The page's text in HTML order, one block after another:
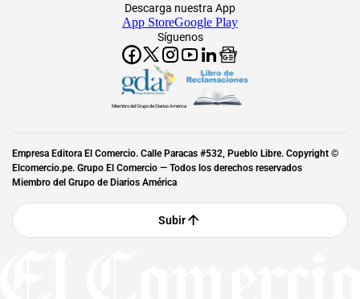
Síguenos
Descarga nuestra App
App StoreGoogle Play
Miembro del Grupo de Diarios América
Empresa Editora El Comercio. Calle Paracas #532, Pueblo Libre. Copyright ©
Elcomercio.pe. Grupo El Comercio — Todos los derechos reservados
Miembro del Grupo de Diarios América
Subir